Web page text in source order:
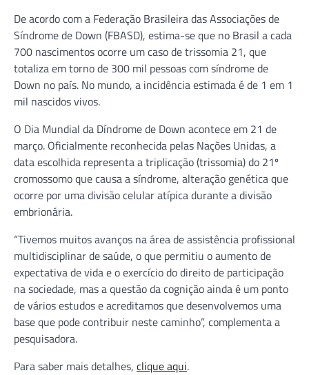
De acordo com a Federação Brasileira das Associações de
Síndrome de Down (FBASD), estima-se que no Brasil a cada
700 nascimentos ocorre um caso de trissomia 21, que
totaliza em torno de 300 mil pessoas com síndrome de
Down no país. No mundo, a incidência estimada é de 1 em 1
mil nascidos vivos.
O Dia Mundial da Díndrome de Down acontece em 21 de
março. Oficialmente reconhecida pelas Nações Unidas, a
data escolhida representa a triplicação (trissomia) do 21º
cromossomo que causa a síndrome, alteração genética que
ocorre por uma divisão celular atípica durante a divisão
embrionária.
“Tivemos muitos avanços na área de assistência profissional
multidisciplinar de saúde, o que permitiu o aumento de
expectativa de vida e o exercício do direito de participação
na sociedade, mas a questão da cognição ainda é um ponto
de vários estudos e acreditamos que desenvolvemos uma
base que pode contribuir neste caminho”, complementa a
pesquisadora.
Para saber mais detalhes, clique aqui.